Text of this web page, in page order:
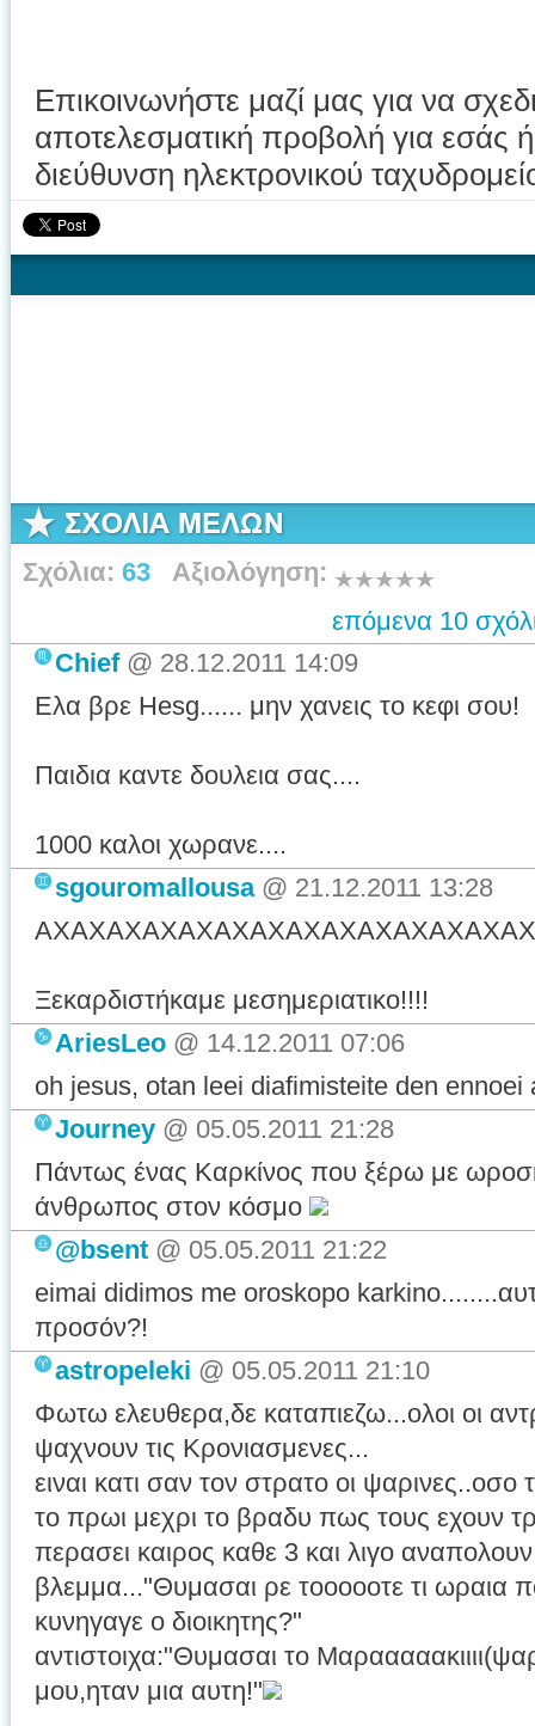
Επικοινωνήστε μαζί μας για να
αποτελεσματική προβολή για εσάς
διεύθυνση ηλεκτρονικού
Σχόλια: 63 Αξιολόγηση:
επόμενα 10
Chief@ 28.12.2011 14:09
Ελα βρε Hesg...... μην χανεις το κεφι σου!
Παιδια καντε δουλεια σας....
1000 καλοι χωρανε....
sgouromallousa@ 21.12.2011 13:28
Ξεκαρδιστήκαμε μεσημεριατικο!!!!
AriesLeo @ 14.12.2011 07:06
oh jesus, otan leei diafimisteite den ennoei
Journey @ 05.05.2011 21:28
Πάντως ένας Καρκίνος που ξέρω με
άνθρωπος στον κόσμο
@bsent @ 05.05.2011 21:22
eimai didimos me oroskopo
προσόν?!
astropeleki @ 05.05.2011 21:10
Φωτω ελευθερα,δε καταπιεζω...ολοι οι
ψαχνουν τις Κρονιασμενες...
ειναι κατι σαν τον στρατο οι ψαρινες..οσο
το πρωι μεχρι το βραδυ πως τους εχουν
περασει καιρος καθε 3 και λιγο αναπολουν
βλεμμα..."Θυμασαι ρε τοοοοοτε τι ωραια
κυνηγαγε ο διοικητης?"
αντιστοιχα:"Θυμασαι το
μου,ηταν μια αυτη!"